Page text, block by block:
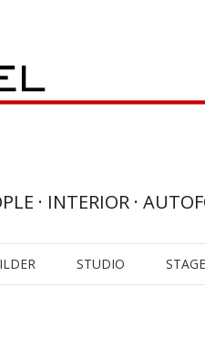
· INTERIOR ·
STUDIO